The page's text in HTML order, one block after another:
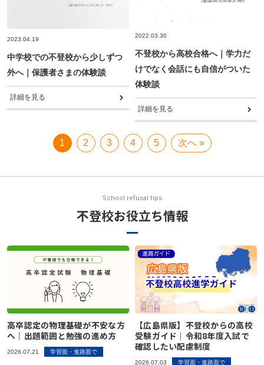
2023.04.19
中学校での不登校から少しずつ
外へ｜保護者さまの体験談
詳細を見る
2022.03.30
不登校から高校合格へ｜学力だ
けでなく会話にも自信がついた
体験談
詳細を見る
1 2 3 4 5 次へ »
School refusal tips
不登校お役立ち情報
高卒認定の物理基礎が不安な方
へ｜出題範囲と勉強の進め方
2026.07.21 学習面・進路面で
【広島県版】不登校からの高校
受験ガイド｜令和8年度入試で
確認したい配慮制度
2026.07.03 学習面・進路面で